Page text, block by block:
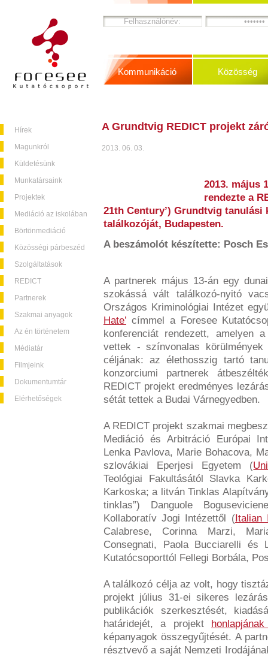
Hírek
Magunkról
Küldetésünk
Munkatársaink
Projektek
Mediáció az iskolában
Börtönmediáció
Közösségi párbeszéd
Szolgáltatások
REDICT
Partnerek
Szakmai anyagok
Az én történetem
Médiatár
Filmjeink
Dokumentumtár
Elérhetőségek
Kommunikáció Közösség
A Grundtvig REDICT projekt
2013. 06. 03.
2013. május
rendezte a
21th Century’) Grundtvig
találkozóját, Budapesten.
A beszámolót készítette: Posch
A partnerek május 13-án egy
szokássá vált találkozó-nyitó
Országos Kriminológiai Intézet
Hate’ címmel a Foresee
konferenciát rendezett, amelyen
vettek - színvonalas
céljának: az élethosszig tartó
konzorciumi partnerek
REDICT projekt eredményes
sétát tettek a Budai Várnegyedben.
A REDICT projekt szakmai
Mediáció és Arbitráció Európai
Lenka Pavlova, Marie Bohacova,
szlovákiai Eperjesi Egyetem (
Teológiai Fakultásától Slavka
Karkoska; a litván Tinklas
tinklas”) Danguole
Kollaboratív Jogi Intézettől (Italian
Calabrese, Corinna Marzi,
Consegnati, Paola Bucciarelli és
Kutatócsoporttól Fellegi Borbála,
A találkozó célja az volt, hogy
projekt július 31-ei sikeres
publikációk szerkesztését,
határidejét, a projekt
képanyagok összegyűjtését. A
résztvevő a saját Nemzeti